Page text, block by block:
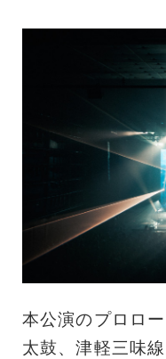
本公演のプロロ
太鼓、津軽三味